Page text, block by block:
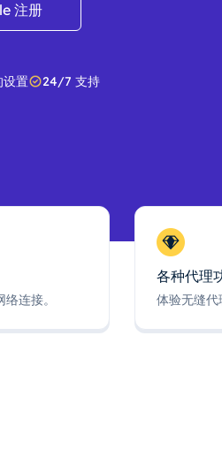
注册
设置 24/7 支持
连接。
各种代理
体验无缝代